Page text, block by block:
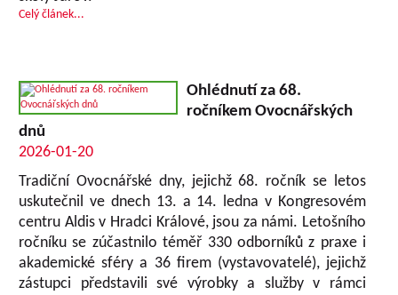
Celý článek...
Ohlédnutí za 68.
ročníkem Ovocnářských
dnů
2026-01-20
Tradiční Ovocnářské dny, jejichž 68. ročník se letos
uskutečnil ve dnech 13. a 14. ledna v Kongresovém
centru Aldis v Hradci Králové, jsou za námi. Letošního
ročníku se zúčastnilo téměř 330 odborníků z praxe i
akademické sféry a 36 firem (vystavovatelé), jejichž
zástupci představili své výrobky a služby v rámci